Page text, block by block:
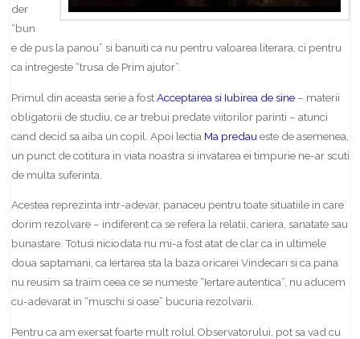
der
“bun
e de pus la panou” si banuiti ca nu pentru valoarea literara, ci pentru
ca intregeste “trusa de Prim ajutor”.
Primul din aceasta serie a fostAcceptarea si Iubirea de sine– materii
obligatorii de studiu, ce ar trebui predate viitorilor parinti – atunci
cand decid sa aiba un copil. Apoi lectia Ma predau este de asemenea,
un punct de cotitura in viata noastra si invatarea ei timpurie ne-ar scuti
de multa suferinta.
Acestea reprezinta intr-adevar, panaceu pentru toate situatiile in care
dorim rezolvare – indiferent ca se refera la relatii, cariera, sanatate sau
bunastare. Totusi niciodata nu mi-a fost atat de clar ca in ultimele
doua saptamani, ca Iertarea sta la baza oricarei Vindecari si ca pana
nu reusim sa traim ceea ce se numeste “Iertare autentica”, nu aducem
cu-adevarat in “muschi si oase” bucuria rezolvarii.
Pentru ca am exersat foarte mult rolul Observatorului, pot sa vad cu